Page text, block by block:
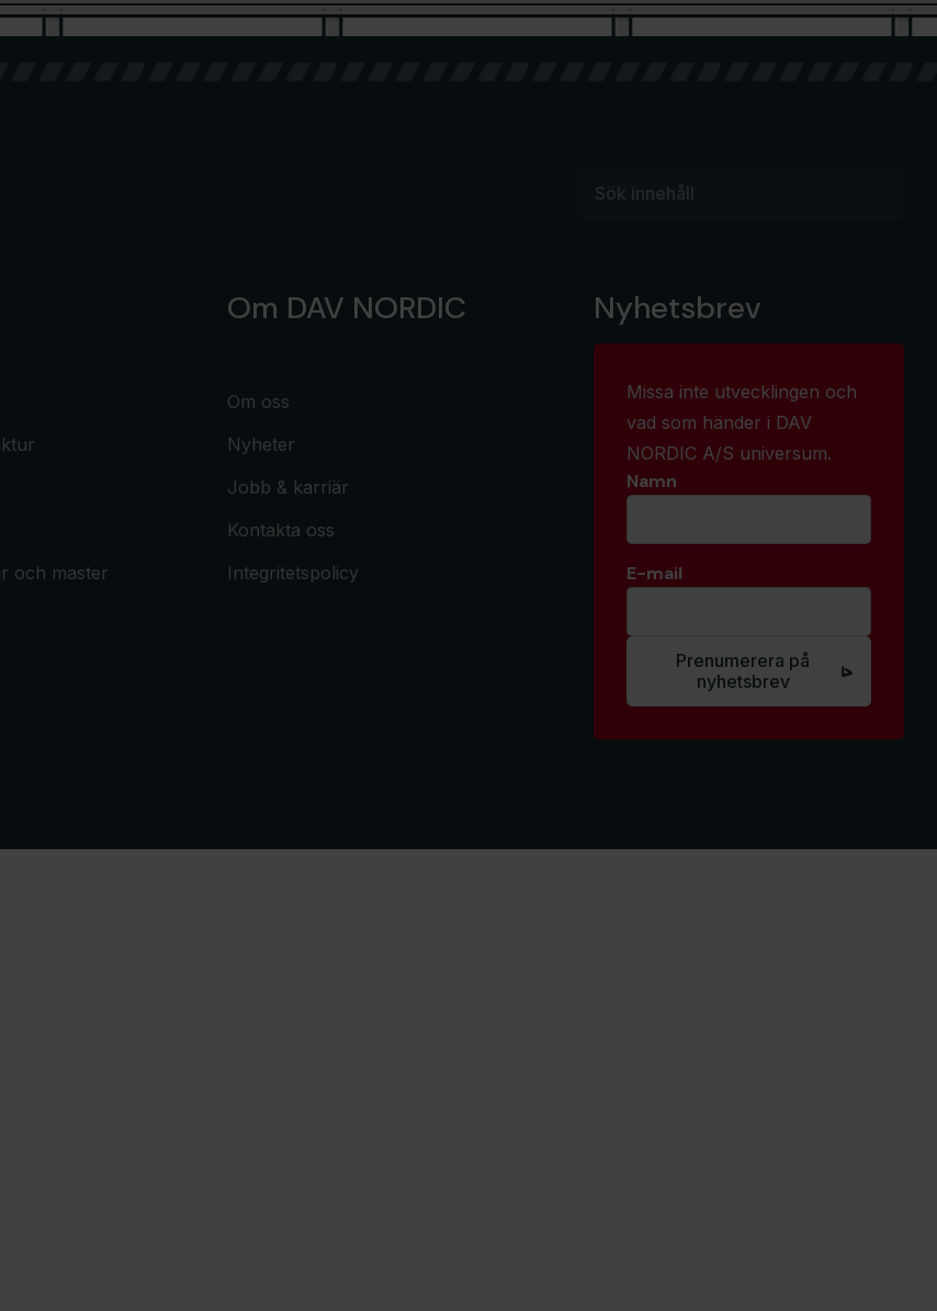
och master
Om DAV NORDIC
Om oss
Nyheter
Jobb & karriär
Kontakta oss
Integritetspolicy
Nyhetsbrev
Missa inte utvecklingen och
vad som händer i DAV
NORDIC A/S universum.
Namn
E-mail
Prenumerera på
nyhetsbrev